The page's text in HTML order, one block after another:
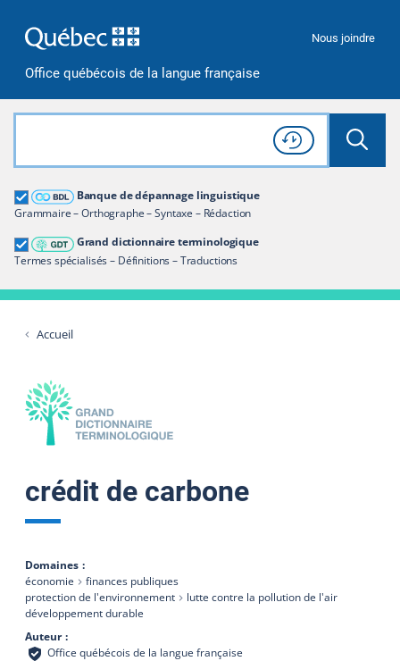
Office québécois de la langue française
Nous joindre
Rechercher dans tout le site
Lancer
Consulter l'
Historique
de recherche
Banque de dépannage linguistique
Grammaire – Orthographe – Syntaxe – Rédaction
Grand dictionnaire terminologique
Termes spécialisés – Définitions – Traductions
Grand dictionnaire terminologique
Restreindre aux termes
Accueil
crédit de carbone
Domaines
économie
finances publiques
protection de l'environnement
lutte contre la pollution de l'air
développement durable
Auteur
Office québécois de la langue française